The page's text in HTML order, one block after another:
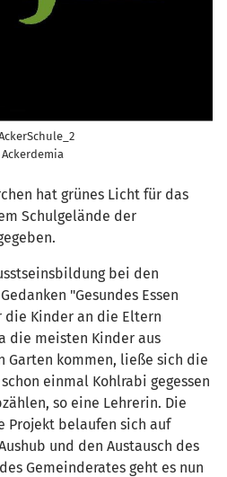
hat grünes Licht für das
Schulgelände der
bei den
"Gesundes Essen
die Kinder an die Eltern
die meisten Kinder aus
Garten kommen, ließe sich die
einmal Kohlrabi gegessen
so eine Lehrerin. Die
Projekt belaufen sich auf
und den Austausch des
Gemeinderates geht es nun